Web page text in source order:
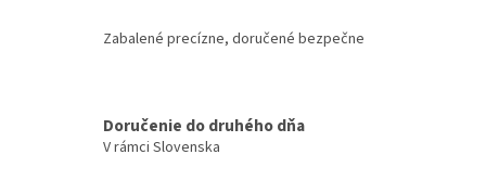
Zabalené precízne, doručené bezpečne
Doručenie do druhého dňa
V rámci Slovenska